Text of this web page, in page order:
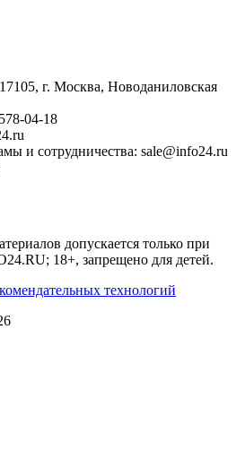
г. Москва, Новоданиловская
04-18
и сотрудничества: sale@info24.ru
допускается только при
18+, запрещено для детей.
технологий